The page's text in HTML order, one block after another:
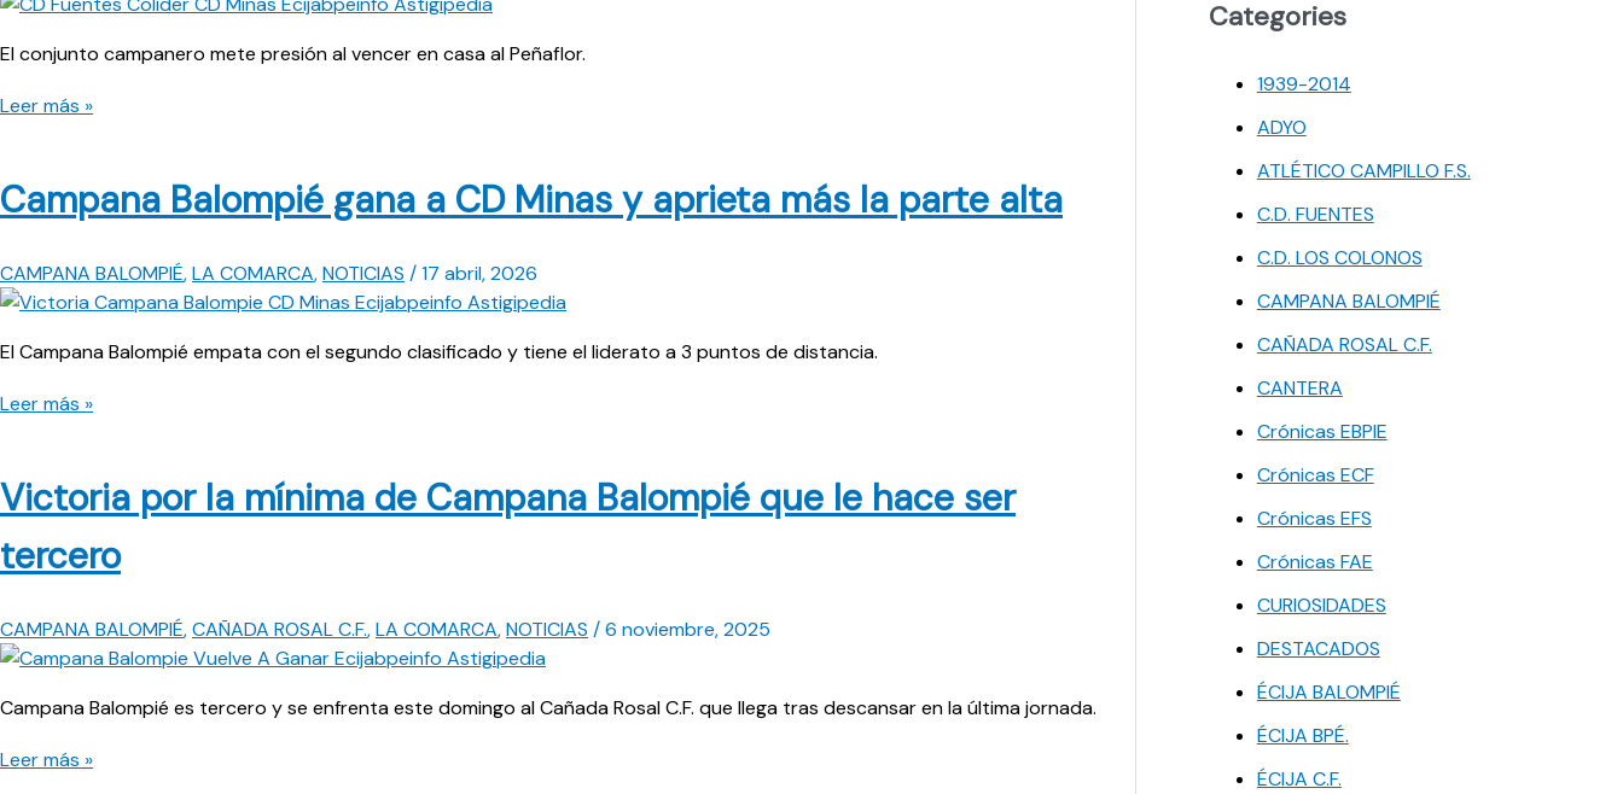
domicilio
El conjunto campanero mete presión al vencer en casa al Peñaflor.
Campana
más
presión
el
liderato
del
Fuentes
Leer más »
Campana Balompié gana a CD Minas y aprieta más la parte alta
CAMPANA BALOMPIÉ,LA COMARCA,NOTICIAS /17 abril, 2026
El Campana Balompié empata con el segundo clasificado y tiene el liderato a 3 puntos de distancia.
Campana
a
CD
Minas
más
parte
Leer más »
Victoria por la mínima de Campana Balompié que le hace ser
tercero
CAMPANA BALOMPIÉ,CAÑADA ROSAL C.F.,LA COMARCA,NOTICIAS /6 noviembre, 2025
Campana Balompié es tercero y se enfrenta este domingo al Cañada Rosal C.F. que llega tras descansar en la última jornada.
Victoria
Leer más »
Categories
1939-2014
ADYO
ATLÉTICO CAMPILLO F.S.
C.D. FUENTES
C.D. LOS COLONOS
CAMPANA BALOMPIÉ
CAÑADA ROSAL C.F.
CANTERA
Crónicas EBPIE
Crónicas ECF
Crónicas EFS
Crónicas FAE
CURIOSIDADES
DESTACADOS
ÉCIJA BALOMPIÉ
ÉCIJA BPÉ.
ÉCIJA C.F.